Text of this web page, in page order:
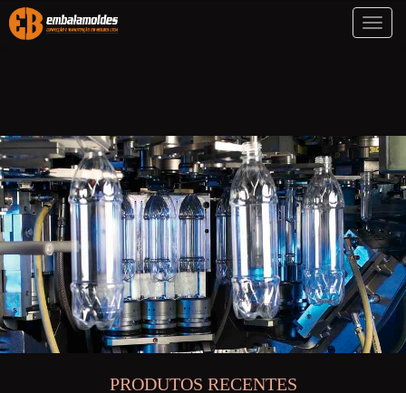
Toggle
PRODUTOS RECENTES